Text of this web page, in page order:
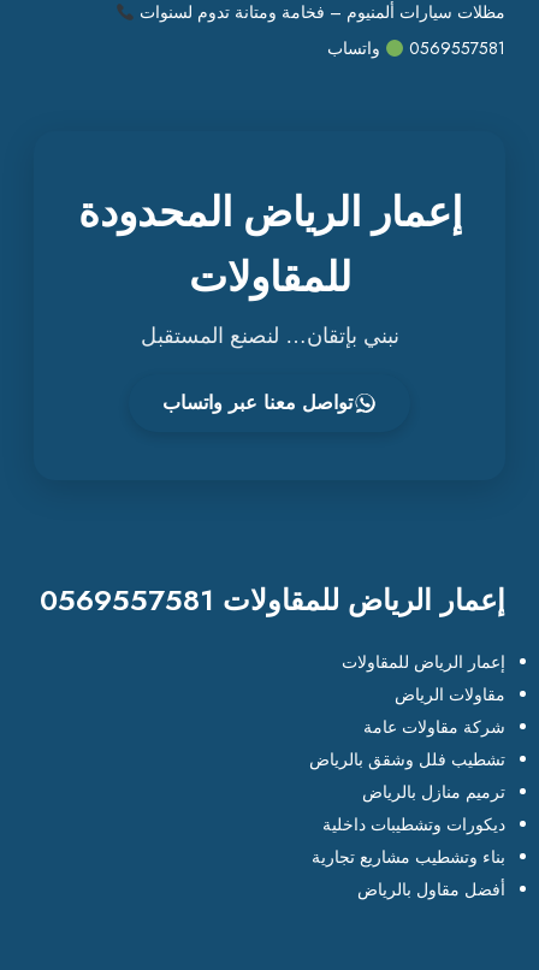
مظلات سيارات ألمنيوم – فخامة ومتانة تدوم لسنوات
0569557581
واتساب
إعمار الرياض المحدودة
للمقاولات
نبني بإتقان… لنصنع المستقبل
تواصل معنا عبر واتساب
إعمار الرياض للمقاولات 0569557581
إعمار الرياض للمقاولات
مقاولات الرياض
شركة مقاولات عامة
تشطيب فلل وشقق بالرياض
ترميم منازل بالرياض
ديكورات وتشطيبات داخلية
بناء وتشطيب مشاريع تجارية
أفضل مقاول بالرياض